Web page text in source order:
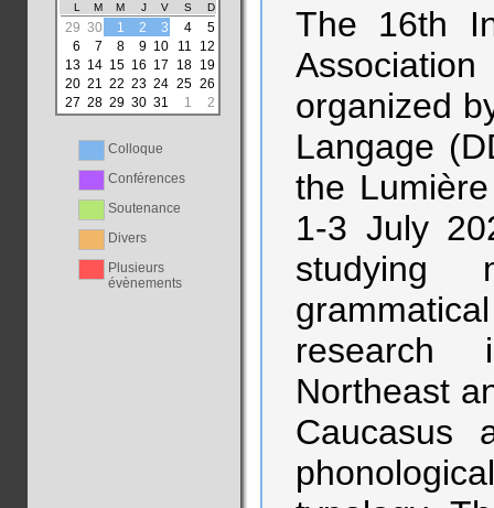
L M M J V S D
29 30 1 2 3 4
5
6
7 8 9 10 11
12
13 14 15 16 17 18 19
20 21 22 23 24 25 26
27 28 29 30 31 1 2
Colloque
Conférences
Soutenance
Divers
Plusieurs
évènements
The 16th
organized
Langage
the
1-3 July
studying
research
Northeast
Caucasus